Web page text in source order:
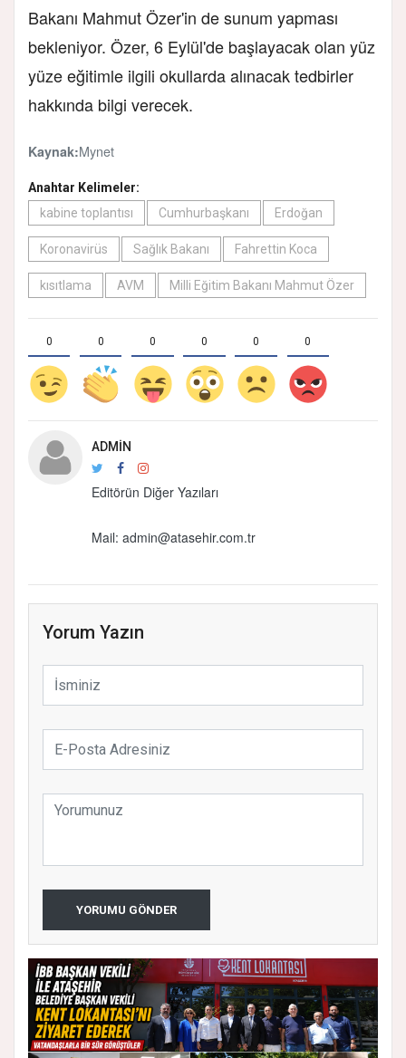
Bakanı Mahmut Özer'in de sunum yapması
bekleniyor. Özer, 6 Eylül'de başlayacak olan yüz
yüze eğitimle ilgili okullarda alınacak tedbirler
hakkında bilgi verecek.
Kaynak:Mynet
Anahtar Kelimeler:
kabine toplantısı
Cumhurbaşkanı Erdoğan
Koronavirüs Sağlık Bakanı Fahrettin Koca
kısıtlama AVM Milli Eğitim Bakanı Mahmut Özer
0 0 0 0 0 0
ADMIN
Editörün Diğer Yazıları
Mail: admin@atasehir.com.tr
Yorum Yazın
YORUMU GÖNDER